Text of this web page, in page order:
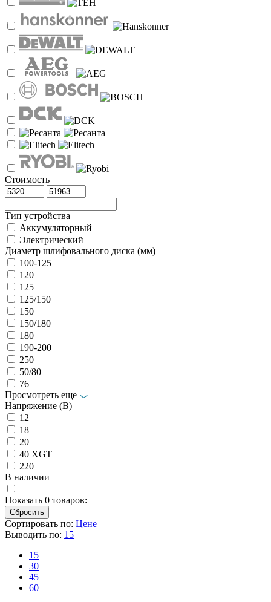
Стоимость
Тип устройства
Аккумуляторный
Электрический
Диаметр шлифовального диска (мм)
100-125
120
125
125/150
150
150/180
180
190-200
250
50/80
76
Просмотреть еще
Напряжение (В)
12
18
20
40 XGT
220
В наличии
Показать 0 товаров:
Сортировать по: Цене
Выводить по: 15
15
30
45
60